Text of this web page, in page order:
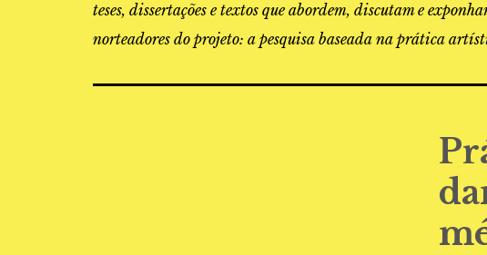
teses, dissertações e textos que abordem, discutam e
norteadores do projeto: a pesquisa baseada na prática